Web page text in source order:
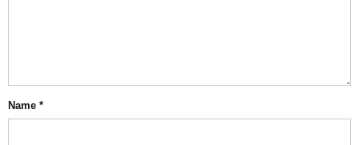
Name *